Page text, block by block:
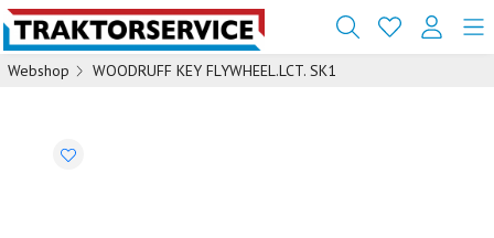
Webshop WOODRUFF KEY FLYWHEEL.LCT. SK1